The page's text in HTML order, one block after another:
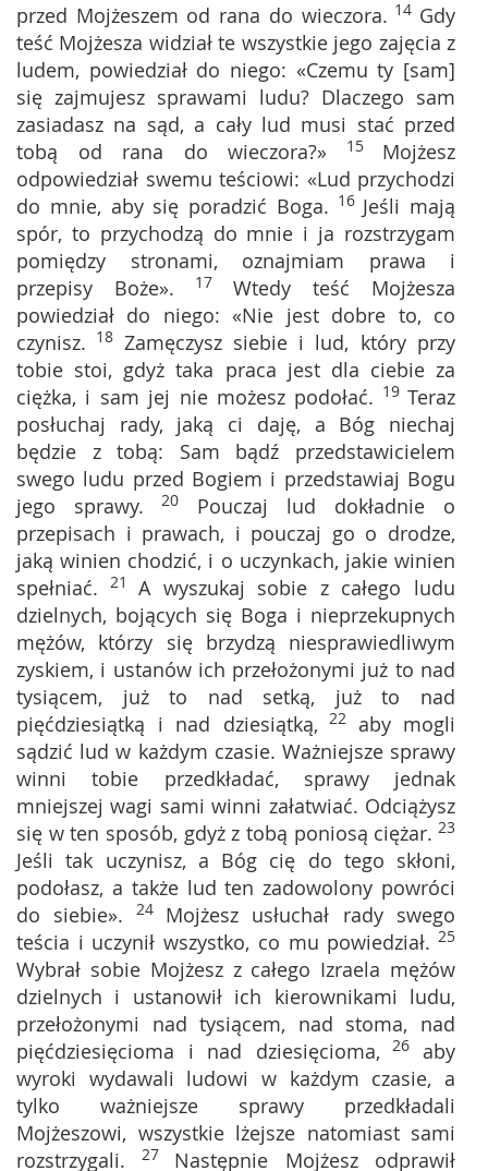
przed Mojżeszem od rana do wieczora. 14 Gdy
teść Mojżesza widział te wszystkie jego zajęcia z
ludem, powiedział do niego: «Czemu ty [sam]
się zajmujesz sprawami ludu? Dlaczego sam
zasiadasz na sąd, a cały lud musi stać przed
tobą od rana do wieczora?» 15 Mojżesz
odpowiedział swemu teściowi: «Lud przychodzi
do mnie, aby się poradzić Boga. 16 Jeśli mają
spór, to przychodzą do mnie i ja rozstrzygam
pomiędzy stronami, oznajmiam prawa i
przepisy Boże». 17 Wtedy teść Mojżesza
powiedział do niego: «Nie jest dobre to, co
czynisz. 18 Zamęczysz siebie i lud, który przy
tobie stoi, gdyż taka praca jest dla ciebie za
ciężka, i sam jej nie możesz podołać. 19 Teraz
posłuchaj rady, jaką ci daję, a Bóg niechaj
będzie z tobą: Sam bądź przedstawicielem
swego ludu przed Bogiem i przedstawiaj Bogu
jego sprawy. 20 Pouczaj lud dokładnie o
przepisach i prawach, i pouczaj go o drodze,
jaką winien chodzić, i o uczynkach, jakie winien
spełniać. 21 A wyszukaj sobie z całego ludu
dzielnych, bojących się Boga i nieprzekupnych
mężów, którzy się brzydzą niesprawiedliwym
zyskiem, i ustanów ich przełożonymi już to nad
tysiącem, już to nad setką, już to nad
pięćdziesiątką i nad dziesiątką, 22 aby mogli
sądzić lud w każdym czasie. Ważniejsze sprawy
winni tobie przedkładać, sprawy jednak
mniejszej wagi sami winni załatwiać. Odciążysz
się w ten sposób, gdyż z tobą poniosą ciężar. 23
Jeśli tak uczynisz, a Bóg cię do tego skłoni,
podołasz, a także lud ten zadowolony powróci
do siebie». 24 Mojżesz usłuchał rady swego
teścia i uczynił wszystko, co mu powiedział. 25
Wybrał sobie Mojżesz z całego Izraela mężów
dzielnych i ustanowił ich kierownikami ludu,
przełożonymi nad tysiącem, nad stoma, nad
pięćdziesięcioma i nad dziesięcioma, 26 aby
wyroki wydawali ludowi w każdym czasie, a
tylko ważniejsze sprawy przedkładali
Mojżeszowi, wszystkie lżejsze natomiast sami
rozstrzygali. 27 Następnie Mojżesz odprawił